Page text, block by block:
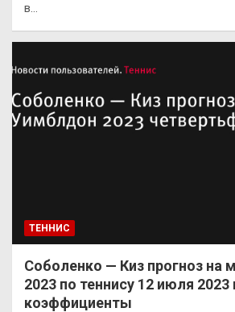
в…
ТЕННИС
Соболенко — Киз прогноз на
2023 по теннису 12 июля 2023
коэффициенты